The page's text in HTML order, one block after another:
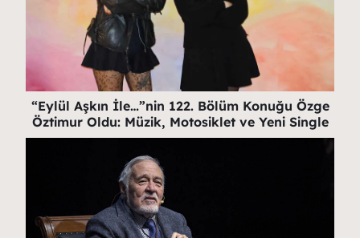
“Eylül Aşkın İle…”nin 122. Bölüm Konuğu Özge
Öztimur Oldu: Müzik, Motosiklet ve Yeni Single